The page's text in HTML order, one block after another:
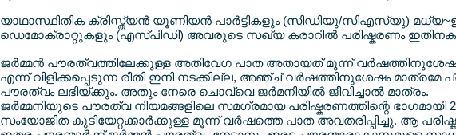
യാഥാസ്ഥിതിക ക്രിസ്ത്യന്‍ യൂണിയന്‍ പാര്‍ട്ടികളും (സിഡിയു/സിഎസ്യു)
ഡെമോക്രാറ്റുകളും (എസ്പിഡി) അവരുടെ സഖ്യ കരാറില്‍ പരിഷ്കരണം ഇതിനകം
ജര്‍മ്മന്‍ പൗരത്വത്തിലേക്കുള്ള അതിവേഗ പാത അതായത് മൂന്ന്
എന്ന് വിളിക്കപ്പെടുന്ന രീതി ഇനി നടക്കില്ല, അഞ്ച് വര്‍ഷത്തിനുശേഷം
പൗരത്വം ലഭിയ്ക്കും. അതും നേരെ ചൊവ്വെ ജര്‍മനിയില്‍ ജീവിച്ചാല്‍ മാത്രം.
ജര്‍മ്മനിയുടെ പൗരത്വ നിയമങ്ങളിലെ സമഗ്രമായ പരിഷ്കരണത്തിന്റെ ഭാഗമായി
സംയോജിത കുടിയേറ്റക്കാര്‍ക്കുള്ള മൂന്ന് വര്‍ഷത്തെ പാത അവതരിപ്പിച്ചു. ആ